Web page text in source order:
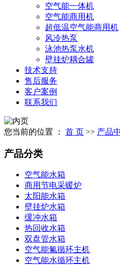
空气能一体机
空气能商用机
超低温空气能商用机
风冷热泵
泳池热泵水机
壁挂炉耦合罐
技术支持
售后服务
客户案例
联系我们
您当前的位置 ： 首 页 >> 产品
产品分类
空气能水箱
商用节电采暖炉
太阳能水箱
壁挂炉水箱
缓冲水箱
热回收水箱
双盘管水箱
空气能氟循环主机
空气能水循环主机